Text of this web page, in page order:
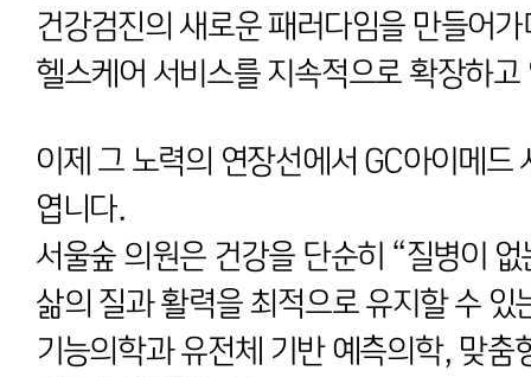
건강검진의 새로운 패러다임을 만들어
헬스케어 서비스를 지속적으로 확장하고
이제 그 노력의 연장선에서 GC아이메드
엽니다.
서울숲 의원은 건강을 단순히 “질병이
삶의 질과 활력을 최적으로 유지할 수 있
기능의학과 유전체 기반 예측의학, 맞춤